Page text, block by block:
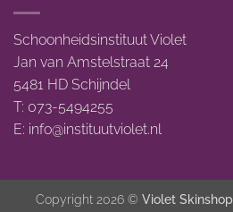
Schoonheidsinstituut Violet
Jan van Amstelstraat 24
5481 HD Schijndel
T: 073-5494255
E: info@instituutviolet.nl
Copyright 2026 © Violet Skinshop